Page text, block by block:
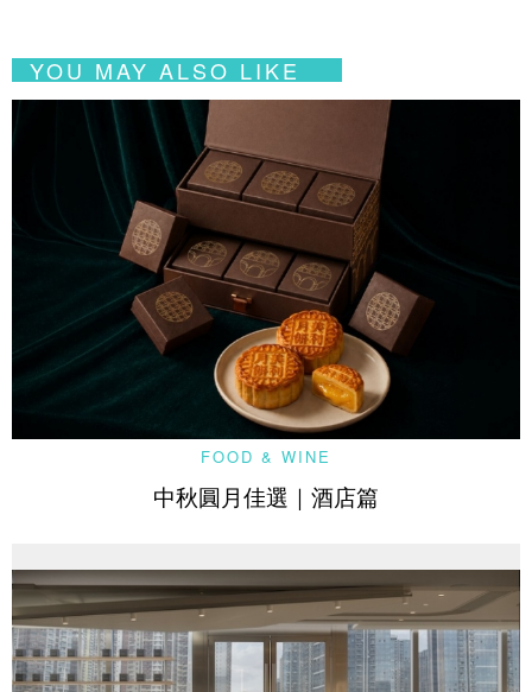
YOU MAY ALSO LIKE
FOOD & WINE
中秋圓月佳選｜酒店篇